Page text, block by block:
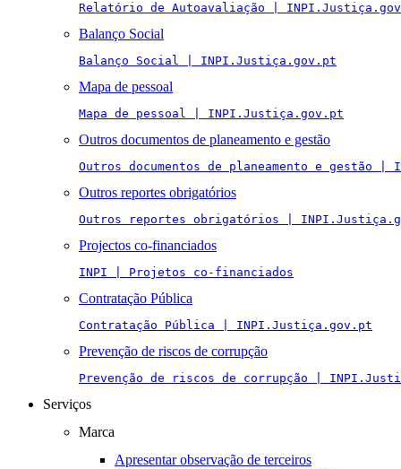
Relatório de Autoavaliação |
Balanço Social
Balanço Social | INPI.Justiça.gov.pt
Mapa de pessoal
Mapa de pessoal | INPI.Justiça.gov.pt
Outros documentos de planeamento e gestão
Outros documentos de planeamento e gestão
Outros reportes obrigatórios
Outros reportes obrigatórios |
Projectos co-financiados
INPI | Projetos co-financiados
Contratação Pública
Contratação Pública | INPI.Justiça.gov.pt
Prevenção de riscos de corrupção
Prevenção de riscos de corrupção |
Serviços
Marca
Apresentar observação de terceiros